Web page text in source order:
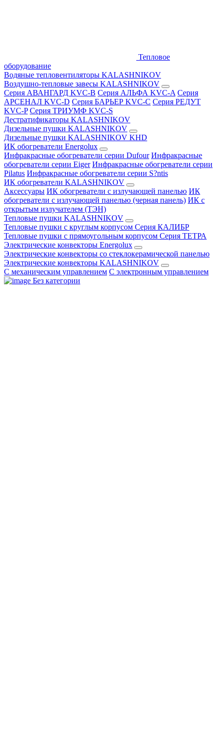
Тепловое
оборудование
Водяные тепловентиляторы KALASHNIKOV
Воздушно-тепловые завесы KALASHNIKOV
Серия АВАНГАРД KVC-B Серия АЛЬФА KVC-A Серия
АРСЕНАЛ KVC-D Серия БАРЬЕР KVC-C Серия РЕДУТ
KVC-P Серия ТРИУМФ KVC-S
Дестратификаторы KALASHNIKOV
Дизельные пушки KALASHNIKOV
Дизельные пушки KALASHNIKOV KHD
ИК обогреватели Energolux
Инфракрасные обогреватели серии Dufour Инфракрасные
обогреватели серии Eiger Инфракрасные обогреватели серии
Pilatus Инфракрасные обогреватели серии S?ntis
ИК обогреватели KALASHNIKOV
Аксессуары ИК обогреватели с излучающей панелью ИК
обогреватели с излучающей панелью (черная панель) ИК с
открытым излучателем (ТЭН)
Тепловые пушки KALASHNIKOV
Тепловые пушки с круглым корпусом Серия КАЛИБР
Тепловые пушки с прямоугольным корпусом Серия ТЕТРА
Электрические конвекторы Energolux
Электрические конвекторы со стеклокерамической панелью
Электрические конвекторы KALASHNIKOV
С механическим управлением С электронным управлением
Без категории